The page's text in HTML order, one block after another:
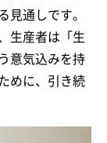
見通しです。
生産者は「生
意気込みを持
めに、引き続